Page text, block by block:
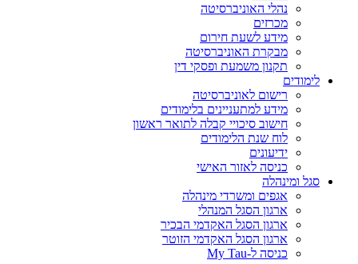
נהלי האוניברסיטה
מכרזים
מידע לשעת חירום
מבקרת האוניברסיטה
תקנון משמעת ופסקי דין
לימודים
רישום לאוניברסיטה
מידע למתעניינים בלימודים
חישוב סיכויי קבלה לתואר ראשון
לוח שנת הלימודים
ידיעונים
כניסה לאזור האישי
סגל ומינהלה
אגפים ומשרדי מינהלה
ארגון הסגל המנהלי
ארגון הסגל האקדמי הבכיר
ארגון הסגל האקדמי הזוטר
כניסה ל-My Tau